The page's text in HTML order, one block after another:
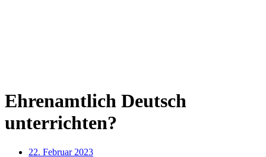
Ehrenamtlich Deutsch
unterrichten?
22. Februar 2023